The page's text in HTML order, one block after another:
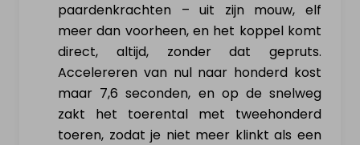
paardenkrachten – uit zijn mouw, elf
meer dan voorheen, en het koppel komt
direct, altijd, zonder dat gepruts.
Accelereren van nul naar honderd kost
maar 7,6 seconden, en op de snelweg
zakt het toerental met tweehonderd
toeren, zodat je niet meer klinkt als een